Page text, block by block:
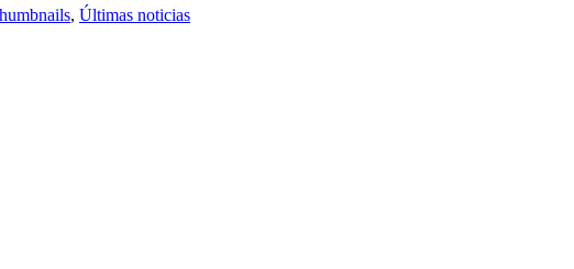
, Últimas noticias